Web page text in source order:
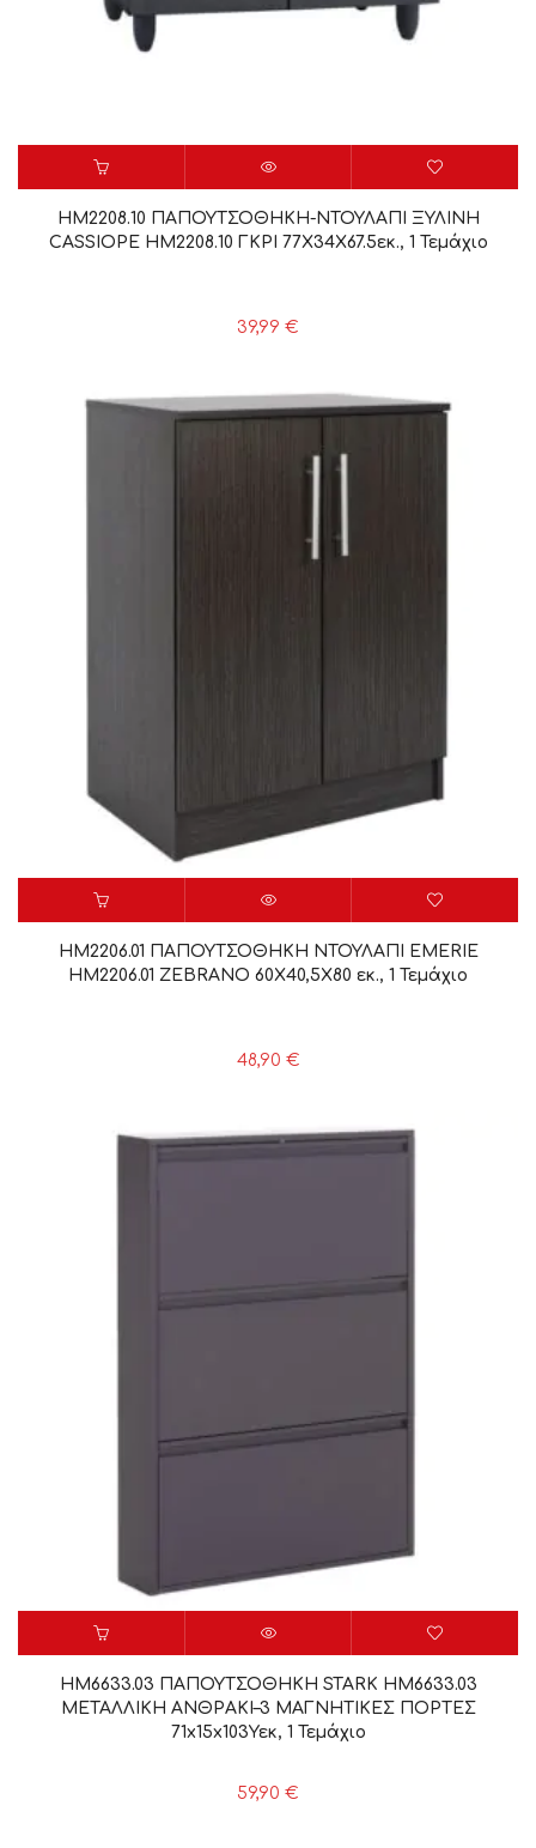
HM2208.10 ΠΑΠΟΥΤΣΟΘΗΚΗ-ΝΤΟΥΛΑΠΙ ΞΥΛΙΝΗ
CASSIOPE HM2208.10 ΓΚΡΙ 77Χ34Χ67.5εκ., 1 Τεμάχιο
39,99 €
HM2206.01 ΠΑΠΟΥΤΣΟΘΗΚΗ ΝΤΟΥΛΑΠΙ EMERIE
HM2206.01 ZEBRANO 60Χ40,5Χ80 εκ., 1 Τεμάχιο
48,90 €
HM6633.03 ΠΑΠΟΥΤΣΟΘΗΚΗ STARK HM6633.03
ΜΕΤΑΛΛΙΚΗ ΑΝΘΡΑΚΙ–3 ΜΑΓΝΗΤΙΚΕΣ ΠΟΡΤΕΣ
71x15x103Υεκ, 1 Τεμάχιο
59,90 €